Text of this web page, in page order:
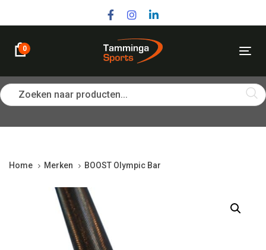
navigation
content
0
Zoeken naar producten...
Home Merken BOOST Olympic Bar